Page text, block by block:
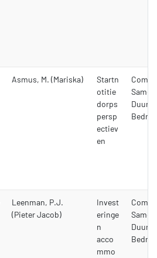
Asmus, M. (Mariska)
Startn
otitie
dorps
persp
ectiev
en
Leenman, P.J.
(Pieter Jacob)
Invest
eringe
n
acco
mmo